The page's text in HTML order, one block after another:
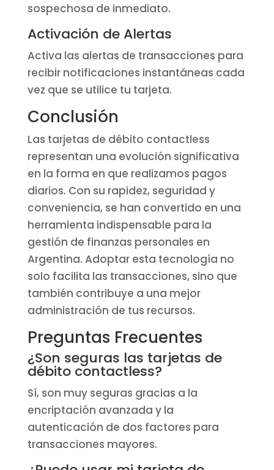
sospechosa de inmediato.
Activación de Alertas
Activa las alertas de transacciones para
recibir notificaciones instantáneas cada
vez que se utilice tu tarjeta.
Conclusión
Las tarjetas de débito contactless
representan una evolución significativa
en la forma en que realizamos pagos
diarios. Con su rapidez, seguridad y
conveniencia, se han convertido en una
herramienta indispensable para la
gestión de finanzas personales en
Argentina. Adoptar esta tecnología no
solo facilita las transacciones, sino que
también contribuye a una mejor
administración de tus recursos.
Preguntas Frecuentes
¿Son seguras las tarjetas de
débito contactless?
Sí, son muy seguras gracias a la
encriptación avanzada y la
autenticación de dos factores para
transacciones mayores.